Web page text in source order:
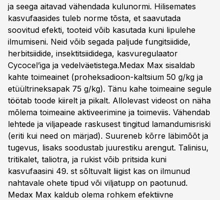
ja seega aitavad vähendada kulunormi. Hilisemates
kasvufaasides tuleb norme tõsta, et saavutada
soovitud efekti, tooteid võib kasutada kuni lipulehe
ilmumiseni. Neid võib segada paljude fungitsiidide,
herbitsiidide, insektitsiididega, kasvuregulaator
Cycocel’iga ja vedelväetistega.Medax Max sisaldab
kahte toimeainet (proheksadioon-kaltsium 50 g/kg ja
etüültrineksapak 75 g/kg). Tänu kahe toimeaine segule
töötab toode kiirelt ja pikalt. Allolevast videost on näha
mõlema toimeaine aktiveerimine ja toimeviis. Vähendab
lehtede ja viljapeade raskusest tingitud lamandumisriski
(eriti kui need on märjad). Suureneb kõrre läbimõõt ja
tugevus, lisaks soodustab juurestiku arengut. Talinisu,
tritikalet, taliotra, ja rukist võib pritsida kuni
kasvufaasini 49. st sõltuvalt liigist kas on ilmunud
nahtavale ohete tipud või viljatupp on paotunud.
Medax Max kaldub olema rohkem efektiivne